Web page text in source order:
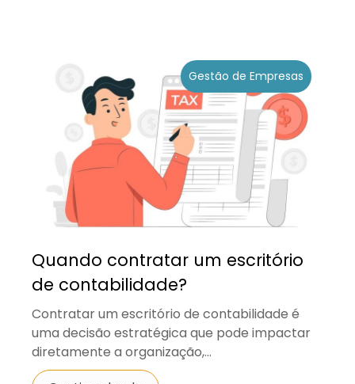
Gestão de Empresas
Quando contratar um escritório
de contabilidade?
Contratar um escritório de contabilidade é
uma decisão estratégica que pode impactar
diretamente a organização,...